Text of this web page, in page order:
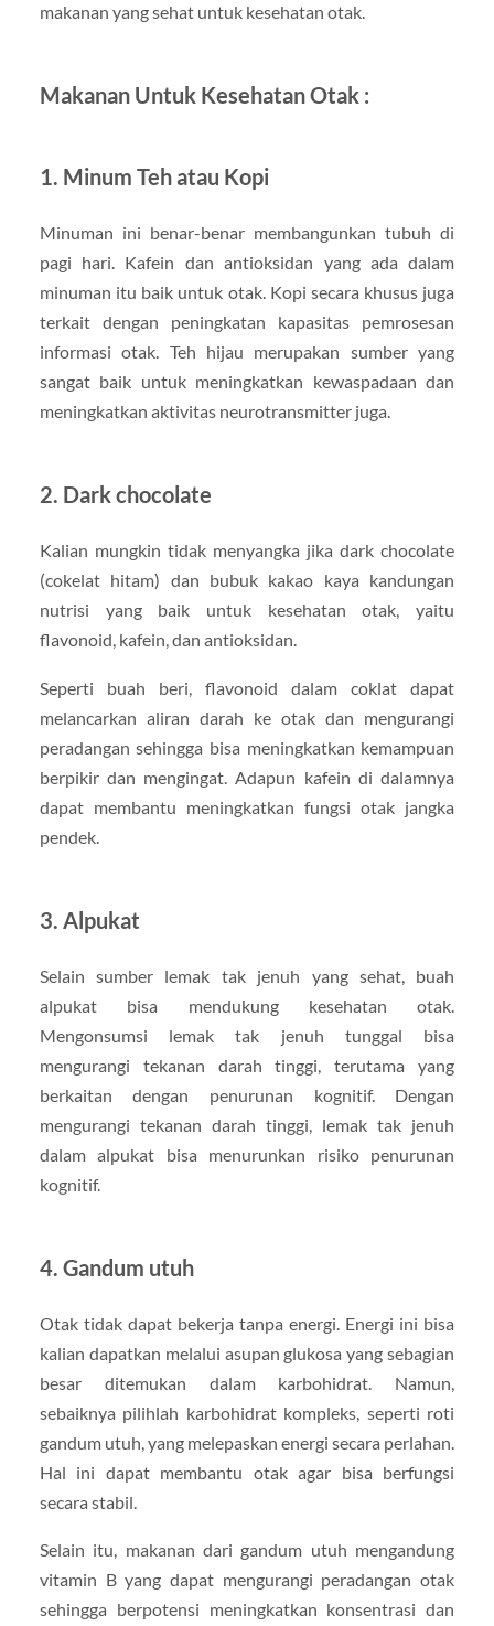
makanan yang sehat untuk kesehatan otak.
Makanan Untuk Kesehatan Otak :
1. Minum Teh atau Kopi
Minuman ini benar-benar membangunkan tubuh di
pagi hari. Kafein dan antioksidan yang ada dalam
minuman itu baik untuk otak. Kopi secara khusus juga
terkait dengan peningkatan kapasitas pemrosesan
informasi otak. Teh hijau merupakan sumber yang
sangat baik untuk meningkatkan kewaspadaan dan
meningkatkan aktivitas neurotransmitter juga.
2. Dark chocolate
Kalian mungkin tidak menyangka jika dark chocolate
(cokelat hitam) dan bubuk kakao kaya kandungan
nutrisi yang baik untuk kesehatan otak, yaitu
flavonoid, kafein, dan antioksidan.
Seperti buah beri, flavonoid dalam coklat dapat
melancarkan aliran darah ke otak dan mengurangi
peradangan sehingga bisa meningkatkan kemampuan
berpikir dan mengingat. Adapun kafein di dalamnya
dapat membantu meningkatkan fungsi otak jangka
pendek.
3. Alpukat
Selain sumber lemak tak jenuh yang sehat, buah
alpukat bisa mendukung kesehatan otak.
Mengonsumsi lemak tak jenuh tunggal bisa
mengurangi tekanan darah tinggi, terutama yang
berkaitan dengan penurunan kognitif. Dengan
mengurangi tekanan darah tinggi, lemak tak jenuh
dalam alpukat bisa menurunkan risiko penurunan
kognitif.
4. Gandum utuh
Otak tidak dapat bekerja tanpa energi. Energi ini bisa
kalian dapatkan melalui asupan glukosa yang sebagian
besar ditemukan dalam karbohidrat. Namun,
sebaiknya pilihlah karbohidrat kompleks, seperti roti
gandum utuh, yang melepaskan energi secara perlahan.
Hal ini dapat membantu otak agar bisa berfungsi
secara stabil.
Selain itu, makanan dari gandum utuh mengandung
vitamin B yang dapat mengurangi peradangan otak
sehingga berpotensi meningkatkan konsentrasi dan